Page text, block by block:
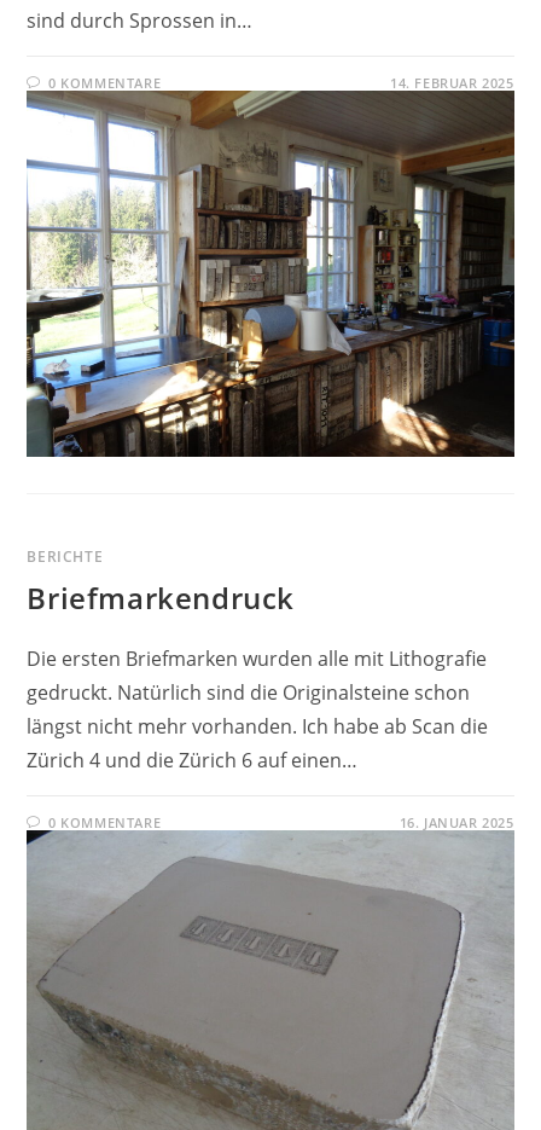
sind durch Sprossen in…
0 KOMMENTARE 14. FEBRUAR 2025
BERICHTE
Briefmarkendruck
Die ersten Briefmarken wurden alle mit Lithografie
gedruckt. Natürlich sind die Originalsteine schon
längst nicht mehr vorhanden. Ich habe ab Scan die
Zürich 4 und die Zürich 6 auf einen…
0 KOMMENTARE 16. JANUAR 2025